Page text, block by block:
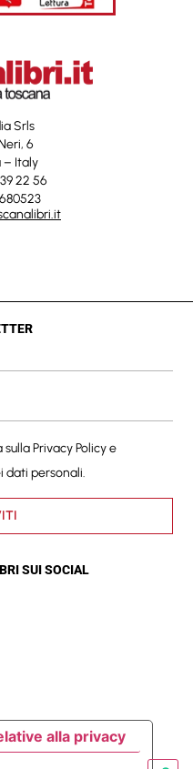
Srls
6
– Italy
22 56
sullaPrivacy Policye
dati personali.
SUI SOCIAL
alla privacy